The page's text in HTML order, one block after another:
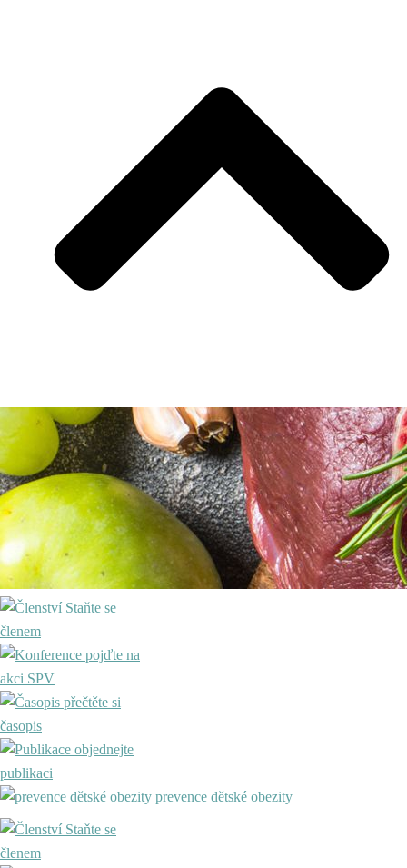
Staňte se
členem
pojďte na
akci SPV
přečtěte si
časopis
objednejte
publikaci
prevence dětské obezity
Staňte se
členem